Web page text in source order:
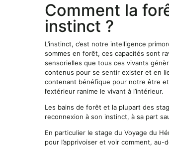
Comment la
instinct ?
L’instinct, c’est notre intelligence
sommes en forêt, ces capacités sont
sensorielles que tous ces vivants
contenus pour se sentir exister et en
contenant bénéfique pour notre être
l’extérieur ranime le vivant à l’intérieur.
Les bains de forêt et la plupart des
reconnexion à son instinct, à sa part
En particulier le stage du Voyage du
pour l’apprivoiser et voir comment,